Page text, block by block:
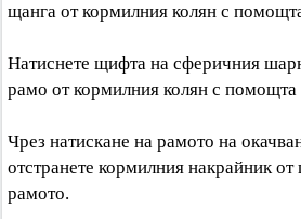
щанга от кормилния колян с
Натиснете щифта на сферичния
рамо от кормилния колян с помощта
Чрез натискане на рамото на
отстранете кормилния накрайник
рамото.